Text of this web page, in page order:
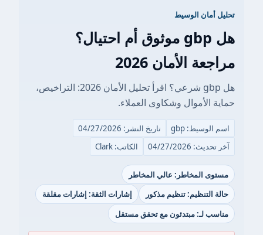
تحليل أمان الوسيط
هل gbp موثوق أم احتيال؟
مراجعة الأمان 2026
هل gbp شرعي؟ اقرأ تحليل الأمان 2026: التراخيص،
حماية الأموال وشكاوى العملاء.
اسم الوسيط: gbp
تاريخ النشر: 04/27/2026
آخر تحديث: 04/27/2026
الكاتب: Clark
مستوى المخاطر: عالي المخاطر
حالة التنظيم: تنظيم مذكور
إشارات الثقة: إشارات مقلقة
مناسب لـ: مبتدئون مع تحقق مستقل